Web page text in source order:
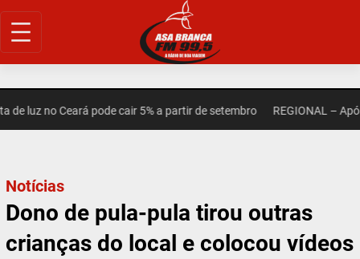
Pular
para
luz no Ceará pode cair 5% a partir de setembro REGIONAL – Após
Notícias
Dono de pula-pula tirou outras
crianças do local e colocou vídeos